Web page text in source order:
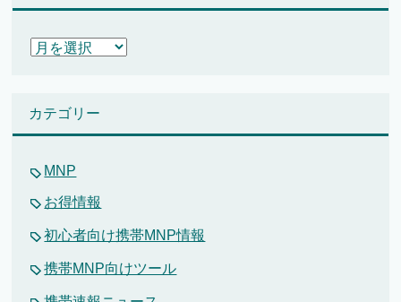
ア
ブ
カテゴリー
MNP
お得情報
初心者向け携帯MNP情報
携帯MNP向けツール